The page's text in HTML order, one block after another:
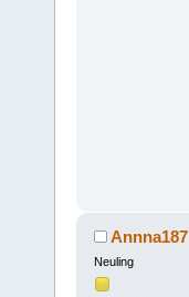
Annna187
Neuling